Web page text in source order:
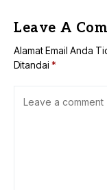
Leave A
Alamat Email Anda
Ditandai *